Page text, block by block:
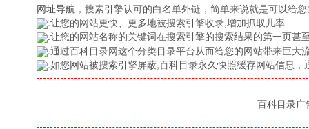
网址导航 ，搜素引擎认可的白名单外链，简单来说就是可以给
.让您的网站更快、更多地被搜索引擎收录,增加抓取几率
.让您的网站名称的关键词在搜索引擎的搜索结果的第一页甚
.通过百科目录网这个分类目录平台从而给您的网站带来巨大
.如您网站被搜索引擎屏蔽,百科目录永久快照缓存网站信息
百科目录